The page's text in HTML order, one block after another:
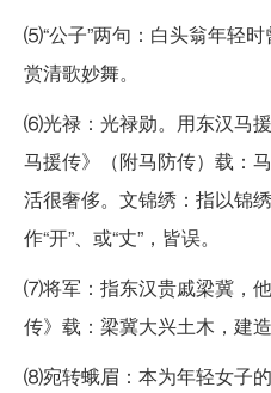
⑸“公子”两句：白头翁年轻
赏清歌妙舞。
⑹光禄：光禄勋。用东汉马
马援传》（附马防传）载：
活很奢侈。文锦绣：指以锦
作“开”、或“丈”，皆误。
⑺将军：指东汉贵戚梁冀，
传》载：梁冀大兴土木，建造
⑻宛转蛾眉：本为年轻女子